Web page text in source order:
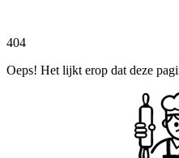
404
Oeps! Het lijkt erop dat deze